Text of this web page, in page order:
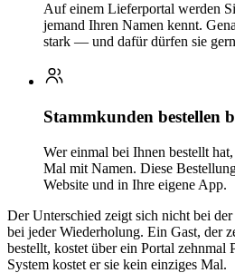
Auf einem Lieferportal werden
jemand Ihren Namen kennt.
stark — und dafür dürfen sie
Stammkunden bestellen
Wer einmal bei Ihnen bestellt
Mal mit Namen. Diese
Website und in Ihre eigene App.
Der Unterschied zeigt sich nicht bei
bei jeder Wiederholung. Ein Gast, der
bestellt, kostet über ein Portal zehnmal
System kostet er sie kein einziges Mal.